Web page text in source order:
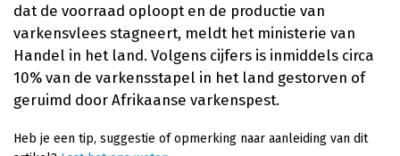
dat de voorraad oploopt en de productie van
varkensvlees stagneert, meldt het ministerie van
Handel in het land. Volgens cijfers is inmiddels circa
10% van de varkensstapel in het land gestorven of
geruimd door Afrikaanse varkenspest.
Heb je een tip, suggestie of opmerking naar aanleiding van dit